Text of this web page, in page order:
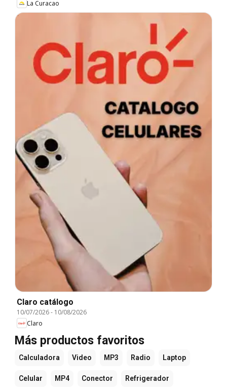
La Curacao
Claro catálogo
10/07/2026- 10/08/2026
Claro
Más productos favoritos
Calculadora Video MP3 Radio Laptop
Celular MP4 Conector Refrigerador